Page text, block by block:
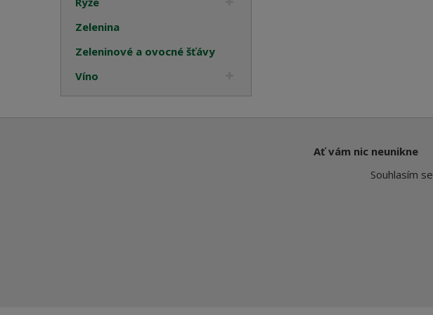
Zelenina
Zeleninové a ovocné šťávy
Víno
Ať vám nic neunikne
Souhlasím se